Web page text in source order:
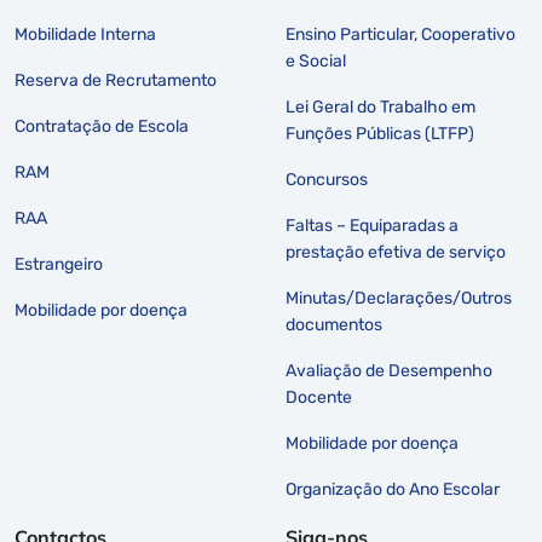
Mobilidade Interna
Reserva de Recrutamento
Contratação de Escola
RAM
RAA
Estrangeiro
Mobilidade por doença
Ensino Particular, Cooperativo
e Social
Lei Geral do Trabalho em
Funções Públicas (LTFP)
Concursos
Faltas – Equiparadas a
prestação efetiva de serviço
Minutas/Declarações/Outros
documentos
Avaliação de Desempenho
Docente
Mobilidade por doença
Organização do Ano Escolar
Contactos Siga-nos